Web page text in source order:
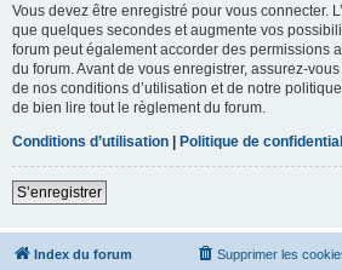
Vous devez être enregistré pour vous connecter.
que quelques secondes et augmente vos
forum peut également accorder des permissions
du forum. Avant de vous enregistrer, assurez-
de nos conditions d’utilisation et de notre
de bien lire tout le règlement du forum.
Conditions d’utilisation | Politique de
S’enregistrer
Index du forum Supprimer les